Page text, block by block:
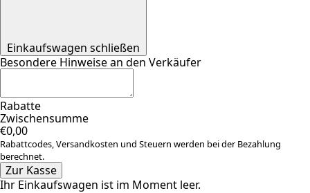
Einkaufswagen schließen
Besondere Hinweise an den Verkäufer
Rabatte
Zwischensumme
€0,00
Rabattcodes, Versandkosten und Steuern werden bei der Bezahlung
berechnet.
Zur Kasse
Ihr Einkaufswagen ist im Moment leer.